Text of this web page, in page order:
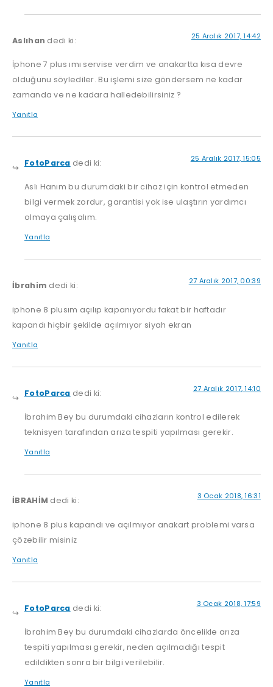
Aslıhan dedi ki: 25 Aralık 2017, 14:42
İphone 7 plus ımı servise verdim ve anakartta kısa devre
olduğunu söylediler. Bu işlemi size göndersem ne kadar
zamanda ve ne kadara halledebilirsiniz ?
Yanıtla
FotoParca dedi ki: 25 Aralık 2017, 15:05
Aslı Hanım bu durumdaki bir cihaz için kontrol etmeden
bilgi vermek zordur, garantisi yok ise ulaştırın yardımcı
olmaya çalışalım.
Yanıtla
İbrahim dedi ki: 27 Aralık 2017, 00:39
iphone 8 plusım açılıp kapanıyordu fakat bir haftadır
kapandı hiçbir şekilde açılmıyor siyah ekran
Yanıtla
FotoParca dedi ki: 27 Aralık 2017, 14:10
İbrahim Bey bu durumdaki cihazların kontrol edilerek
teknisyen tarafından arıza tespiti yapılması gerekir.
Yanıtla
İBRAHİM dedi ki: 3 Ocak 2018, 16:31
iphone 8 plus kapandı ve açılmıyor anakart problemi varsa
çözebilir misiniz
Yanıtla
FotoParca dedi ki: 3 Ocak 2018, 17:59
İbrahim Bey bu durumdaki cihazlarda öncelikle arıza
tespiti yapılması gerekir, neden açılmadığı tespit
edildikten sonra bir bilgi verilebilir.
Yanıtla